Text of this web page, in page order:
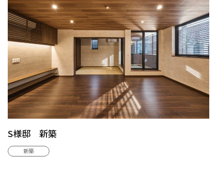
S様邸 新築
新築